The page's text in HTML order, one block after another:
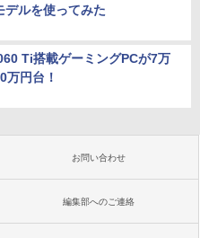
デルを使ってみた
Ti搭載ゲーミングPCが7万
万円台！
お問い合わせ
編集部へのご連絡